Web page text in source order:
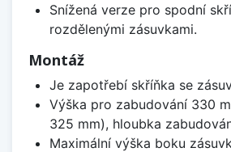
Snížená verze pro spodní
rozdělenými zásuvkami.
Montáž
Je zapotřebí skříňka se
Výška pro zabudování 330
325 mm), hloubka
Maximální výška boku